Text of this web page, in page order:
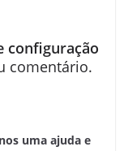
configuração
comentário.
uma ajuda e